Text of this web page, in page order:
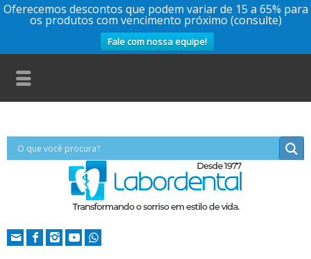
Oferecemos descontos que podem variar de 15 a 65% para
os produtos com vencimento próximo (consulte)
Fale com nossa equipe!